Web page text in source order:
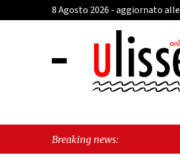
8 Agosto 2026 - aggiornato alle
Breaking news: